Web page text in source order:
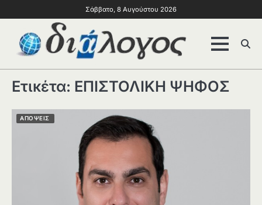
Σάββατο, 8 Αυγούστου 2026
Ετικέτα: ΕΠΙΣΤΟΛΙΚΗ ΨΗΦΟΣ
ΑΠΟΨΕΙΣ